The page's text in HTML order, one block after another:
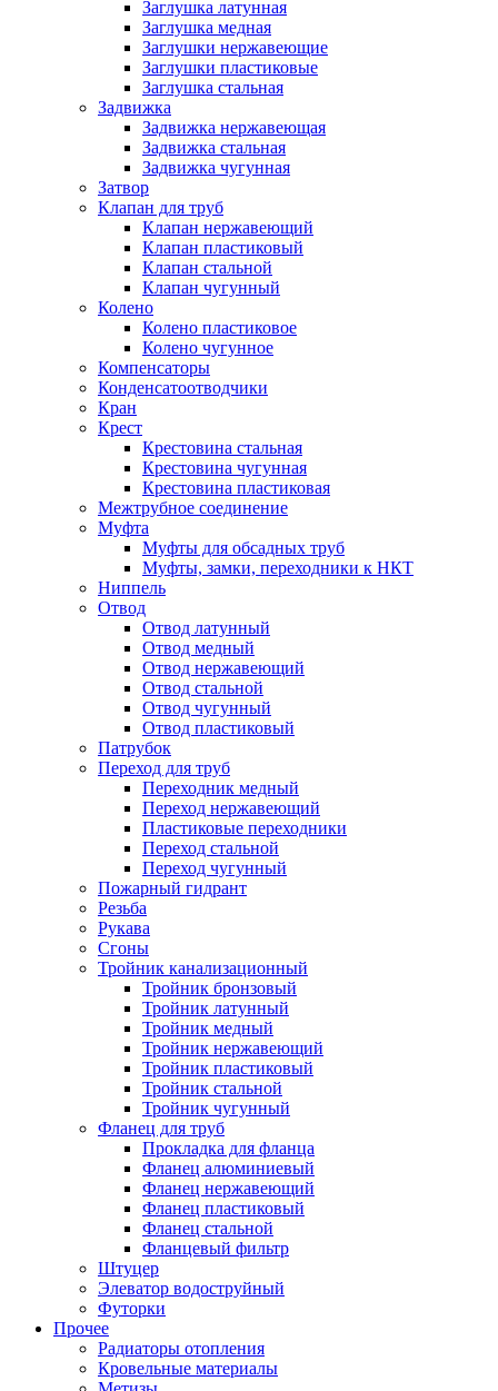
Заглушка латунная
Заглушка медная
Заглушки нержавеющие
Заглушки пластиковые
Заглушка стальная
Задвижка
Задвижка нержавеющая
Задвижка стальная
Задвижка чугунная
Затвор
Клапан для труб
Клапан нержавеющий
Клапан пластиковый
Клапан стальной
Клапан чугунный
Колено
Колено пластиковое
Колено чугунное
Компенсаторы
Конденсатоотводчики
Кран
Крест
Крестовина стальная
Крестовина чугунная
Крестовина пластиковая
Межтрубное соединение
Муфта
Муфты для обсадных труб
Муфты, замки, переходники к НКТ
Ниппель
Отвод
Отвод латунный
Отвод медный
Отвод нержавеющий
Отвод стальной
Отвод чугунный
Отвод пластиковый
Патрубок
Переход для труб
Переходник медный
Переход нержавеющий
Пластиковые переходники
Переход стальной
Переход чугунный
Пожарный гидрант
Резьба
Рукава
Сгоны
Тройник канализационный
Тройник бронзовый
Тройник латунный
Тройник медный
Тройник нержавеющий
Тройник пластиковый
Тройник стальной
Тройник чугунный
Фланец для труб
Прокладка для фланца
Фланец алюминиевый
Фланец нержавеющий
Фланец пластиковый
Фланец стальной
Фланцевый фильтр
Штуцер
Элеватор водоструйный
Футорки
Прочее
Радиаторы отопления
Кровельные материалы